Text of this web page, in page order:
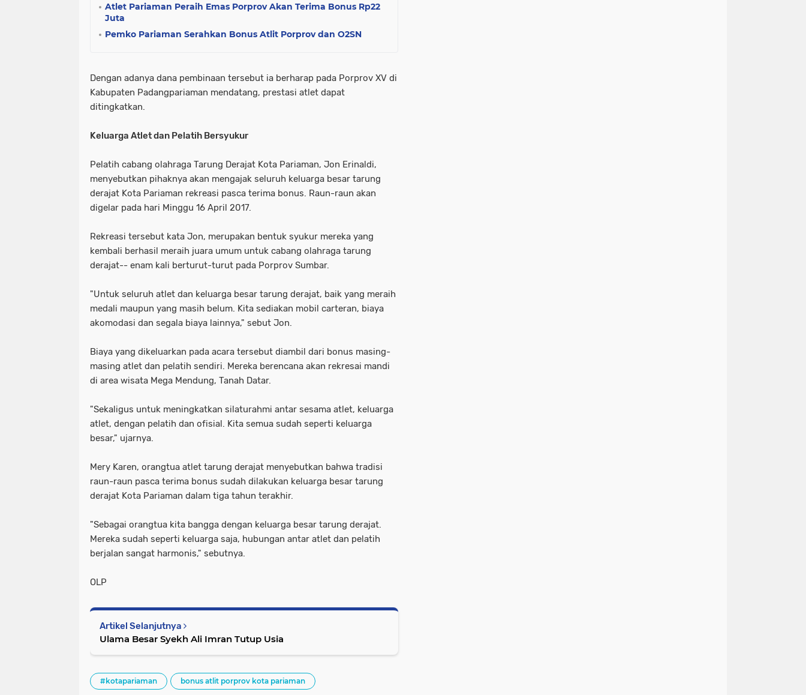
Atlet Pariaman Peraih Emas Porprov Akan Terima Bonus Rp22
Juta
Pemko Pariaman Serahkan Bonus Atlit Porprov dan O2SN
Dengan adanya dana pembinaan tersebut ia berharap pada Porprov XV di
Kabupaten Padangpariaman mendatang, prestasi atlet dapat
ditingkatkan.
Keluarga Atlet dan Pelatih Bersyukur
Pelatih cabang olahraga Tarung Derajat Kota Pariaman, Jon Erinaldi,
menyebutkan pihaknya akan mengajak seluruh keluarga besar tarung
derajat Kota Pariaman rekreasi pasca terima bonus. Raun-raun akan
digelar pada hari Minggu 16 April 2017.
Rekreasi tersebut kata Jon, merupakan bentuk syukur mereka yang
kembali berhasil meraih juara umum untuk cabang olahraga tarung
derajat-- enam kali berturut-turut pada Porprov Sumbar.
"Untuk seluruh atlet dan keluarga besar tarung derajat, baik yang meraih
medali maupun yang masih belum. Kita sediakan mobil carteran, biaya
akomodasi dan segala biaya lainnya," sebut Jon.
Biaya yang dikeluarkan pada acara tersebut diambil dari bonus masing-
masing atlet dan pelatih sendiri. Mereka berencana akan rekresai mandi
di area wisata Mega Mendung, Tanah Datar.
"Sekaligus untuk meningkatkan silaturahmi antar sesama atlet, keluarga
atlet, dengan pelatih dan ofisial. Kita semua sudah seperti keluarga
besar," ujarnya.
Mery Karen, orangtua atlet tarung derajat menyebutkan bahwa tradisi
raun-raun pasca terima bonus sudah dilakukan keluarga besar tarung
derajat Kota Pariaman dalam tiga tahun terakhir.
"Sebagai orangtua kita bangga dengan keluarga besar tarung derajat.
Mereka sudah seperti keluarga saja, hubungan antar atlet dan pelatih
berjalan sangat harmonis," sebutnya.
OLP
Artikel Selanjutnya
Ulama Besar Syekh Ali Imran Tutup Usia
#kotapariaman bonus atlit porprov kota pariaman